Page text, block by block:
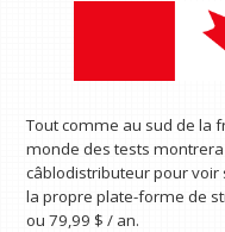
Tout comme au sud de la
monde des tests
câblodistributeur pour voir
la propre plate-forme de
ou 79,99 $ / an.